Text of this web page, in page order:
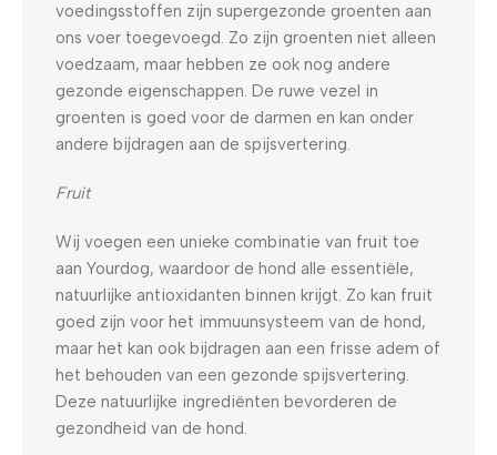
voedingsstoffen zijn supergezonde groenten aan
ons voer toegevoegd. Zo zijn groenten niet alleen
voedzaam, maar hebben ze ook nog andere
gezonde eigenschappen. De ruwe vezel in
groenten is goed voor de darmen en kan onder
andere bijdragen aan de spijsvertering.
Fruit
Wij voegen een unieke combinatie van fruit toe
aan Yourdog, waardoor de hond alle essentiële,
natuurlijke antioxidanten binnen krijgt. Zo kan fruit
goed zijn voor het immuunsysteem van de hond,
maar het kan ook bijdragen aan een frisse adem of
het behouden van een gezonde spijsvertering.
Deze natuurlijke ingrediënten bevorderen de
gezondheid van de hond.